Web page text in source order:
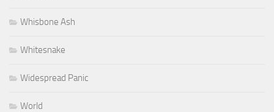
Whisbone Ash
Whitesnake
Widespread Panic
World